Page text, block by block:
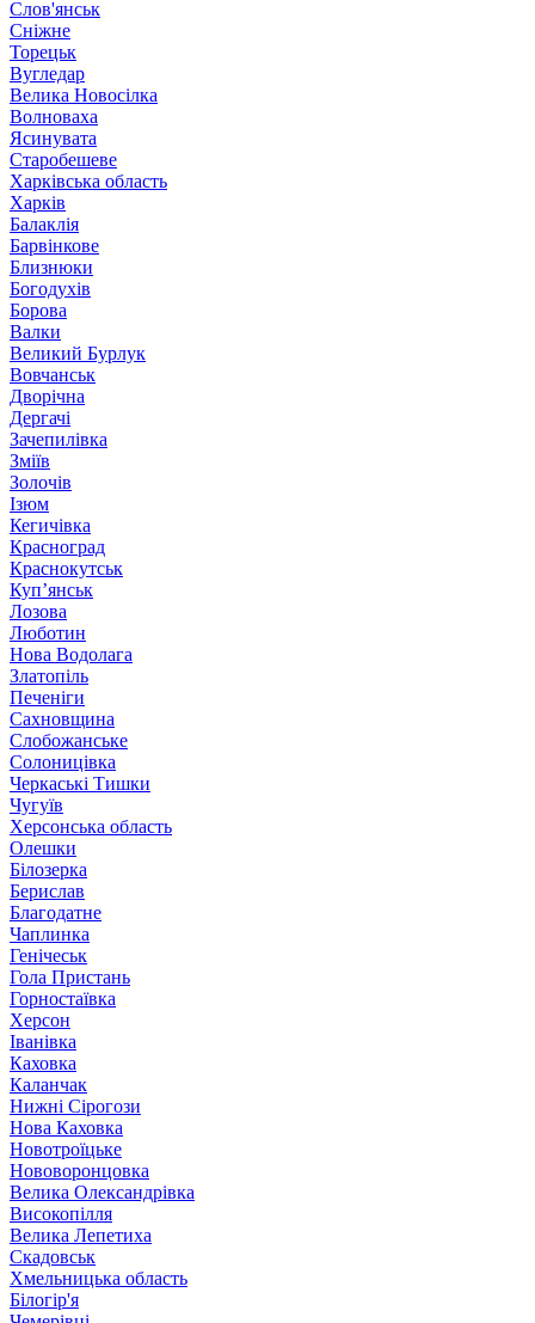
Слов'янськ
Сніжне
Торецьк
Вугледар
Велика Новосілка
Волноваха
Ясинувата
Старобешеве
Харківська область
Харків
Балаклія
Барвінкове
Близнюки
Богодухів
Борова
Валки
Великий Бурлук
Вовчанськ
Дворічна
Дергачі
Зачепилівка
Зміїв
Золочів
Ізюм
Кегичівка
Красноград
Краснокутськ
Куп’янськ
Лозова
Люботин
Нова Водолага
Златопіль
Печеніги
Сахновщина
Слобожанське
Солоницівка
Черкаські Тишки
Чугуїв
Херсонська область
Олешки
Білозерка
Берислав
Благодатне
Чаплинка
Генічеськ
Гола Пристань
Горностаївка
Херсон
Іванівка
Каховка
Каланчак
Нижні Сірогози
Нова Каховка
Новотроїцьке
Нововоронцовка
Велика Олександрівка
Високопілля
Велика Лепетиха
Скадовськ
Хмельницька область
Білогір'я